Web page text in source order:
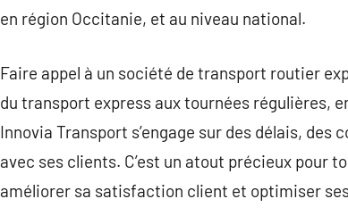
en région Occitanie, et au niveau national.
Faire appel à un société de transport routier
du transport express aux tournées régulières,
Innovia Transport s’engage sur des délais,
avec ses clients. C’est un atout précieux pour
améliorer sa satisfaction client et optimiser